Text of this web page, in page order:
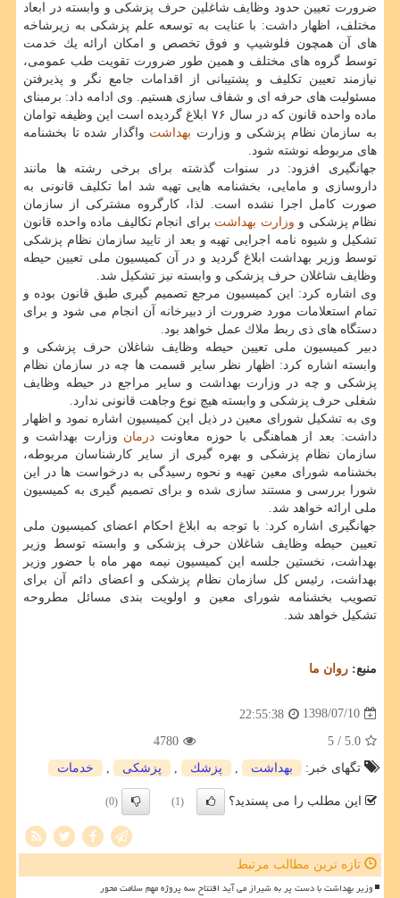
ضرورت تعیین حدود وظایف شاغلین حرف پزشكی و وابسته در ابعاد
مختلف، اظهار داشت: با عنایت به توسعه علم پزشكی به زیرشاخه
های آن همچون فلوشیپ و فوق تخصص و امكان ارائه یك خدمت
توسط گروه های مختلف و همین طور ضرورت تقویت طب عمومی،
نیازمند تعیین تكلیف و پشتیبانی از اقدامات جامع نگر و پذیرفتن
مسئولیت های حرفه ای و شفاف سازی هستیم. وی ادامه داد: برمبنای
ماده واحده قانون كه در سال ۷۶ ابلاغ گردیده است این وظیفه توامان
به سازمان نظام پزشكی و وزارت بهداشت واگذار شده تا بخشنامه
های مربوطه نوشته شود.
جهانگیری افزود: در سنوات گذشته برای برخی رشته ها مانند
داروسازی و مامایی، بخشنامه هایی تهیه شد اما تكلیف قانونی به
صورت كامل اجرا نشده است. لذا، كارگروه مشتركی از سازمان
نظام پزشكی و وزارت بهداشت برای انجام تكالیف ماده واحده قانون
تشكیل و شیوه نامه اجرایی تهیه و بعد از تایید سازمان نظام پزشكی
توسط وزیر بهداشت ابلاغ گردید و در آن كمیسیون ملی تعیین حیطه
وظایف شاغلان حرف پزشكی و وابسته نیز تشكیل شد.
وی اشاره كرد: این كمیسیون مرجع تصمیم گیری طبق قانون بوده و
تمام استعلامات مورد ضرورت از دبیرخانه آن انجام می شود و برای
دستگاه های ذی ربط ملاك عمل خواهد بود.
دبیر كمیسیون ملی تعیین حیطه وظایف شاغلان حرف پزشكی و
وابسته اشاره كرد: اظهار نظر سایر قسمت ها چه در سازمان نظام
پزشكی و چه در وزارت بهداشت و سایر مراجع در حیطه وظایف
شغلی حرف پزشكی و وابسته هیچ نوع وجاهت قانونی ندارد.
وی به تشكیل شورای معین در ذیل این كمیسیون اشاره نمود و اظهار
داشت: بعد از هماهنگی با حوزه معاونت درمان وزارت بهداشت و
سازمان نظام پزشكی و بهره گیری از سایر كارشناسان مربوطه،
بخشنامه شورای معین تهیه و نحوه رسیدگی به درخواست ها در این
شورا بررسی و مستند سازی شده و برای تصمیم گیری به كمیسیون
ملی ارائه خواهد شد.
جهانگیری اشاره كرد: با توجه به ابلاغ احكام اعضای كمیسیون ملی
تعیین حیطه وظایف شاغلان حرف پزشكی و وابسته توسط وزیر
بهداشت، نخستین جلسه این كمیسیون نیمه مهر ماه با حضور وزیر
بهداشت، رئیس كل سازمان نظام پزشكی و اعضای دائم آن برای
تصویب بخشنامه شورای معین و اولویت بندی مسائل مطروحه
تشكیل خواهد شد.
منبع: روان ما
1398/07/10
22:55:38
5.0
/ 5
4780
تگهای خبر:
بهداشت پزشك پزشكی خدمات
این مطلب را می پسندید؟ (1)
(0)
تازه ترین مطالب مرتبط
وزیر بهداشت با دست پر به شیراز می آید افتتاح سه پروژه مهم سلامت محور